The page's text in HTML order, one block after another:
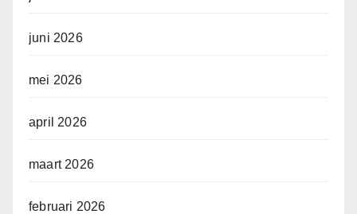
juni 2026
mei 2026
april 2026
maart 2026
februari 2026